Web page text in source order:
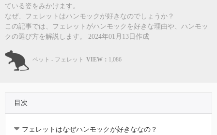
ている姿をみかけます。
なぜ、フェレットはハンモックが好きなのでしょうか？
この記事では、フェレットがハンモックを好きな理由や、ハンモッ
クの選び方を解説します。 2024年01月13日作成
ペット - フェレット VIEW： 1,086
目次
フェレットはなぜハンモックが好きななの？